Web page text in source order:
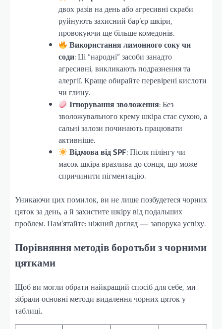
двох разів на день або агресивні скраби
руйнують захисний бар’єр шкіри,
провокуючи ще більше комедонів.
Використання лимонного соку чи
соди: Ці “народні” засоби занадто
агресивні, викликають подразнення та
алергії. Краще обирайте перевірені кислоти
чи глину.
Ігнорування зволоження: Без
зволожувального крему шкіра стає сухою, а
сальні залози починають працювати
активніше.
Відмова від SPF: Після пілінгу чи
масок шкіра вразлива до сонця, що може
спричинити пігментацію.
Уникаючи цих помилок, ви не лише позбудетеся чорних
цяток за день, а й захистите шкіру від подальших
проблем. Пам’ятайте: ніжний догляд — запорука успіху.
Порівняння методів боротьби з чорними
цятками
Щоб ви могли обрати найкращий спосіб для себе, ми
зібрали основні методи видалення чорних цяток у
таблиці.